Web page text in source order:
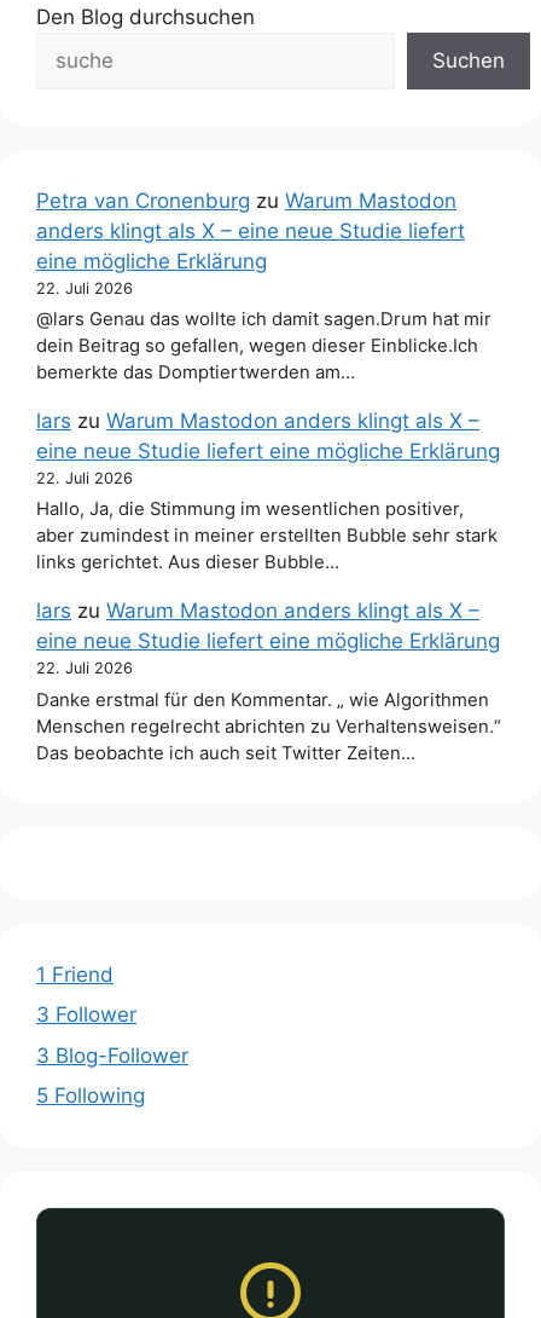
Den Blog durchsuchen
Suchen
Petra van Cronenburg zu Warum Mastodon
anders klingt als X – eine neue Studie liefert
eine mögliche Erklärung
22. Juli 2026
@lars Genau das wollte ich damit sagen.Drum hat mir
dein Beitrag so gefallen, wegen dieser Einblicke.Ich
bemerkte das Domptiertwerden am…
lars zu Warum Mastodon anders klingt als X –
eine neue Studie liefert eine mögliche Erklärung
22. Juli 2026
Hallo, Ja, die Stimmung im wesentlichen positiver,
aber zumindest in meiner erstellten Bubble sehr stark
links gerichtet. Aus dieser Bubble…
lars zu Warum Mastodon anders klingt als X –
eine neue Studie liefert eine mögliche Erklärung
22. Juli 2026
Danke erstmal für den Kommentar. „ wie Algorithmen
Menschen regelrecht abrichten zu Verhaltensweisen.“
Das beobachte ich auch seit Twitter Zeiten…
1 Friend
3 Follower
3 Blog-Follower
5 Following